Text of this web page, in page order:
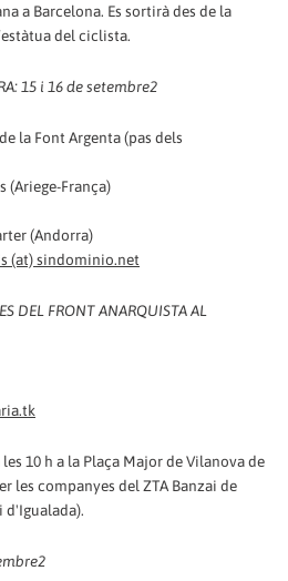
a Barcelona. Es sortirà des de la
del ciclista.
15 i 16 de setembre2
la Font Argenta (pas dels
(Ariege-França)
(Andorra)
(at) sindominio.net
DEL FRONT ANARQUISTA AL
10 h a la Plaça Major de Vilanova de
les companyes del ZTA Banzai de
d'Igualada).
2